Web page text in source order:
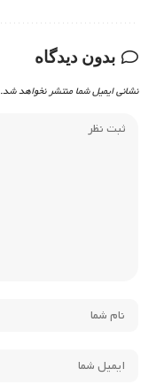
بدون دیدگاه
نشانی ایمیل شما منتشر نخواهد شد.